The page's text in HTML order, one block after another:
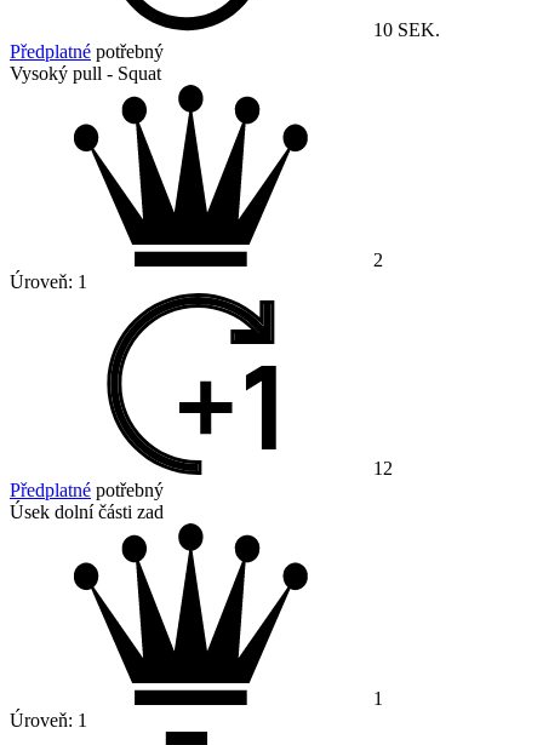
10 SEK.
Předplatné potřebný
Vysoký pull - Squat
2
Úroveň: 1
12
Předplatné potřebný
Úsek dolní části zad
1
Úroveň: 1